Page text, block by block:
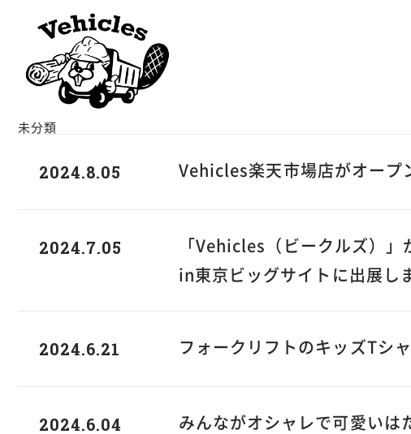
未分類
2024.8.05 Vehicles楽天市場店がオープ
2024.7.05
「Vehicles（ビークルズ）
in東京ビッグサイトに出展し
2024.6.21 フォークリフトのキッズTシ
2024.6.04
みんながオシャレで可愛いは